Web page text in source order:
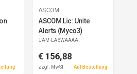
ASCOM
ASCOM Lic: Unite
Alerts (Myco3)
UAM-LAEWAAAA
€ 156,88
zzgl. MwSt. Auf Bestellung